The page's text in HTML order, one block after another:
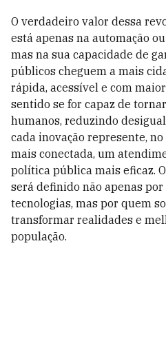
O verdadeiro valor dessa
está apenas na automação
mas na sua capacidade de
públicos cheguem a mais
rápida, acessível e com
sentido se for capaz de
humanos, reduzindo
cada inovação represente,
mais conectada, um
política pública mais eficaz.
será definido não apenas
tecnologias, mas por quem
transformar realidades e
população.